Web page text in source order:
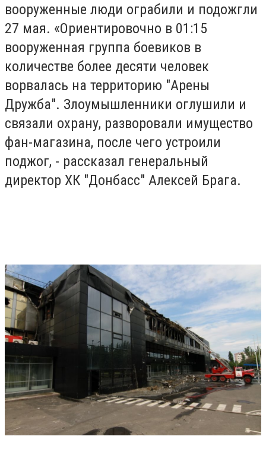
вооруженные люди ограбили и подожгли
27 мая. «Ориентировочно в 01:15
вооруженная группа боевиков в
количестве более десяти человек
ворвалась на территорию "Арены
Дружба". Злоумышленники оглушили и
связали охрану, разворовали имущество
фан-магазина, после чего устроили
поджог, - рассказал генеральный
директор ХК "Донбасс" Алексей Брага.